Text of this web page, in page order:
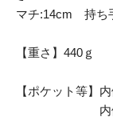
マチ:14cm 持ち
【重さ】440ｇ
【ポケット等】
内側差し